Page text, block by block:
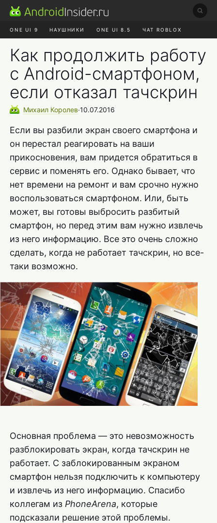
ONE UI 9 НАУШНИКИ ONE UI 8.5 ЧАТ ROBLOX
Как продолжить работу
с Android-смартфоном,
если отказал тачскрин
Михаил Королев∙10.07.2016
Если вы разбили экран своего смартфона и
он перестал реагировать на ваши
прикосновения, вам придется обратиться в
сервис и поменять его. Однако бывает, что
нет времени на ремонт и вам срочно нужно
воспользоваться смартфоном. Или, быть
может, вы готовы выбросить разбитый
смартфон, но перед этим вам нужно извлечь
из него информацию. Все это очень сложно
сделать, когда не работает тачскрин, но все-
таки возможно.
Основная проблема — это невозможность
разблокировать экран, когда тачскрин не
работает. С заблокированным экраном
смартфон нельзя подключить к компьютеру
и извлечь из него информацию. Спасибо
коллегам из PhoneArena, которые
подсказали решение этой проблемы.